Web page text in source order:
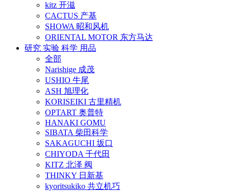
kitz 开滋
CACTUS 产基
SHOWA 昭和风机
ORIENTAL MOTOR 东方马达
研究 实验 科学 用品
全部
Narishige 成茂
USHIO 牛尾
ASH 旭理化
KORISEIKI 古里精机
OPTART 奥普特
HANAKI GOMU
SIBATA 柴田科学
SAKAGUCHI 坂口
CHIYODA 千代田
KITZ 北泽 阀
THINKY 日新基
kyoritsukiko 共立机巧